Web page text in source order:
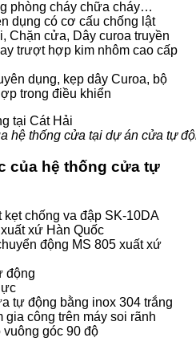
phòng cháy chữa cháy…
dụng có cơ cấu chống lật
Chặn cửa, Dây curoa truyền
trượt hợp kim nhôm cao cấp
dụng, kẹp dây Curoa, bộ
trong điều khiển
hệ thống cửa tại dự án cửa tự
của hệ thống cửa tự
kẹt chống va đập SK-10DA
xứ Hàn Quốc
động MS 805 xuất xứ
động
tự động bằng inox 304 trắng
gia công trên máy soi rãnh
góc 90 độ